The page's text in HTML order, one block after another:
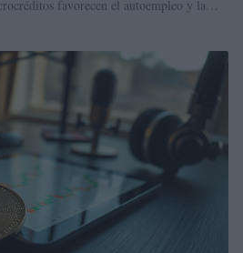
favorecen el autoempleo y la…